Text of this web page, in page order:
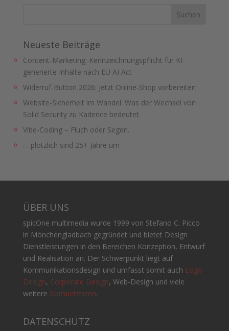
Neueste Beiträge
Content-Marketing: Kennzeichnungspflicht für KI-
generierte Inhalte nach EU AI Act
Widerruf-Button 2026: Jetzt Online-Shop vorbereiten
Website-Sicherheit im Wandel: Was der Wechsel von
Solid Security zu Kadence bedeutet
Vibe-Coding – Fluch oder Segen.
… plötzlich sind 25+ Jahre um
ÜBER UNS
spicOne multimedia wurde 1999 von Stefano C. Picco
in Mönchengladbach gegründet und bietet Design
Dienstleistungen in den Bereichen Konzeption, Entwurf
und Realisation an. Der Schwerpunkt liegt auf
Kommunikationsdesign und umfasst somit auch Logo-
Design, Corporate Design, Web-Design und viele
weitere Kompetenzen.
DATENSCHUTZ